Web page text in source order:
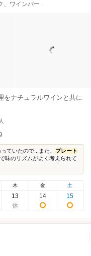
、ワインバー
をナチュラルワインと共に
人
ていたので...また、 プレート
味のリズムがよく考えられて
木
13
金
14
土
15